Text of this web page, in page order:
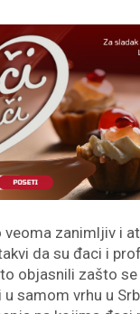
zanimljiv i
da su đaci i
objasnili zašto
u samom vrhu u